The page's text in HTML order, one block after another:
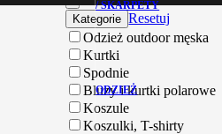
/ SKARPETY
ODZIEŻ
Kategorie Resetuj
Odzież outdoor męska
Kurtki
Spodnie
Bluzy i kurtki polarowe
Koszule
Koszulki, T-shirty